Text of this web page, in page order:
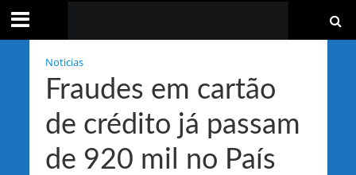
Noticias
Fraudes em cartão
de crédito já passam
de 920 mil no País